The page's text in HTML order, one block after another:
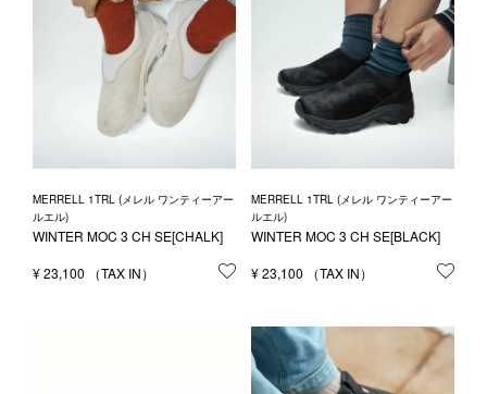
MERRELL 1TRL (メレル ワンティーアー
ルエル)
WINTER MOC 3 CH SE[CHALK]
¥23,100 お気に入りに登録する
MERRELL 1TRL (メレル ワンティーアー
ルエル)
WINTER MOC 3 CH SE[BLACK]
¥23,100